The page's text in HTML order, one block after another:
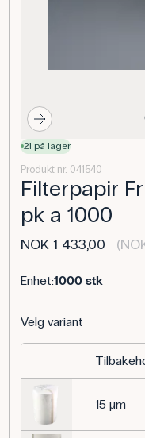
21 på lager
Produkt nr. 041540
Filterpapir
pk a 1000
NOK 1 433,00
Enhet:1000 stk
Velg variant
15 μm